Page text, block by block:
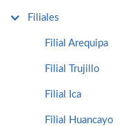
Filiales
Filial Arequipa
Filial Trujillo
Filial Ica
Filial Huancayo